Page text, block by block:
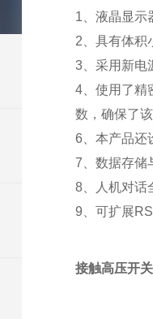
1、液晶显示
2、具有体积
3、采用新电
4、使用了精
数，确保了
6、本产品还
7、数据存储
8、人机对话
9、可扩展
接触高压开